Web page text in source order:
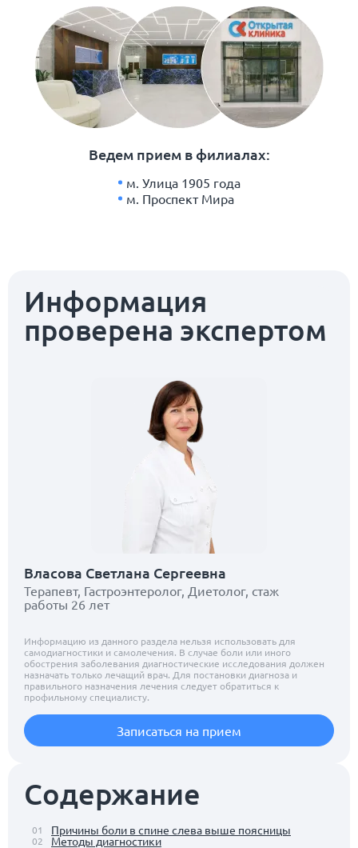
Ведем прием в филиалах:
м. Улица 1905 года
м. Проспект Мира
Содержание
01 Причины боли в спине слева выше поясницы
02 Методы диагностики
Информация
проверена экспертом
Власова Светлана Сергеевна
Терапевт, Гастроэнтеролог, Диетолог, стаж
работы 26 лет
Информацию из данного раздела нельзя использовать для
самодиагностики и самолечения. В случае боли или иного
обострения заболевания диагностические исследования должен
назначать только лечащий врач. Для постановки диагноза и
правильного назначения лечения следует обратиться к
профильному специалисту.
Записаться на прием